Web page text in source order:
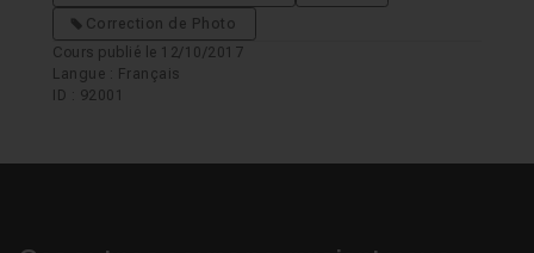
Correction de Photo
Cours publié le 12/10/2017
Langue : Français
ID : 92001